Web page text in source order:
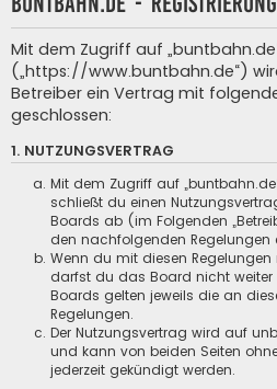
Mit dem Zugriff auf
(„https://www.buntbahn.de“)
Betreiber ein Vertrag mit
geschlossen:
1. NUTZUNGSVERTRAG
Mit dem Zugriff auf
schließt du einen
Boards ab (im Folgenden
den nachfolgenden Regelungen
Wenn du mit diesen
darfst du das Board nicht weiter
Boards gelten jeweils die an
Regelungen.
Der Nutzungsvertrag wird auf
und kann von beiden Seiten
jederzeit gekündigt werden.